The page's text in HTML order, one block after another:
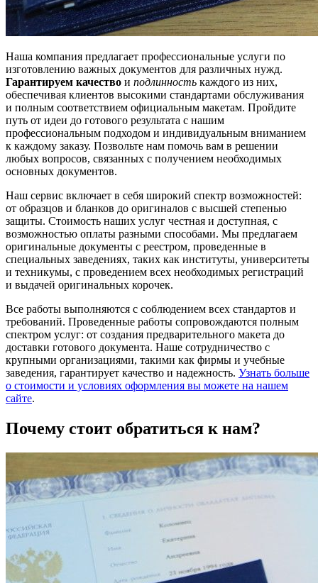
Наша компания предлагает профессиональные услуги по
изготовлению важных документов для различных нужд.
Гарантируем качество и подлинность каждого из них,
обеспечивая клиентов высокими стандартами обслуживания
и полным соответствием официальным макетам. Пройдите
путь от идеи до готового результата с нашим
профессиональным подходом и индивидуальным вниманием
к каждому заказу. Позвольте нам помочь вам в решении
любых вопросов, связанных с получением необходимых
основных документов.
Наш сервис включает в себя широкий спектр возможностей:
от образцов и бланков до оригиналов с высшей степенью
защиты. Стоимость наших услуг честная и доступная, с
возможностью оплаты разными способами. Мы предлагаем
оригинальные документы с реестром, проведенные в
специальных заведениях, таких как институты, университеты
и техникумы, с проведением всех необходимых регистраций
и выдачей оригинальных корочек.
Все работы выполняются с соблюдением всех стандартов и
требований. Проведенные работы сопровождаются полным
спектром услуг: от создания предварительного макета до
доставки готового документа. Наше сотрудничество с
крупными организациями, такими как фирмы и учебные
заведения, гарантирует качество и надежность. Узнать больше
о стоимости и условиях оформления вы можете на нашем
сайте.
Почему стоит обратиться к нам?